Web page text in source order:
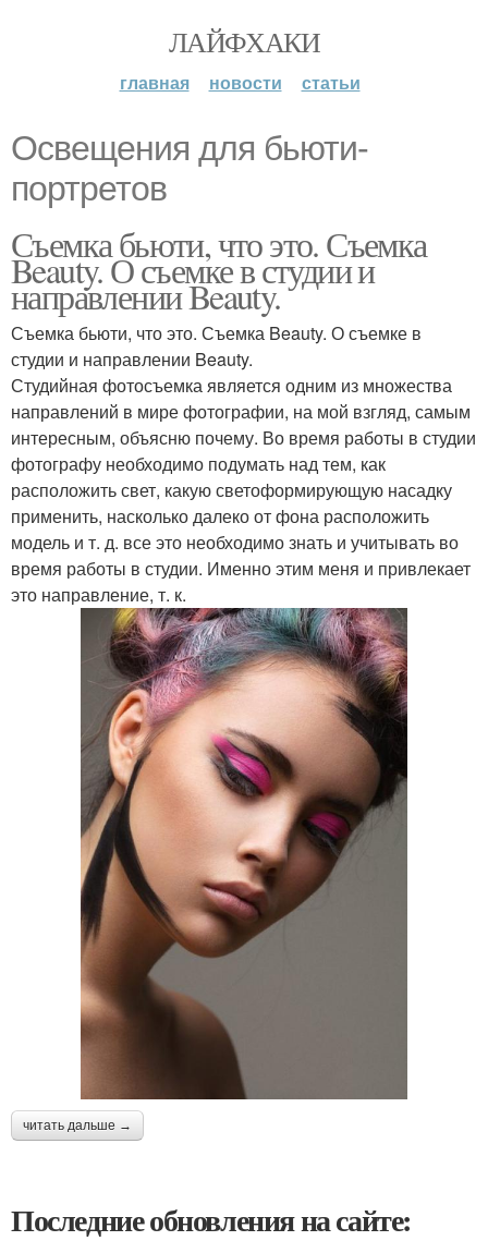
ЛАЙФХАКИ
главная новости статьи
Освещения для бьюти-
портретов
Съемка бьюти, что это. Съемка
Beauty. О съемке в студии и
направлении Beauty.
Съемка бьюти, что это. Съемка Beauty. О съемке в
студии и направлении Beauty.
Студийная фотосъемка является одним из множества
направлений в мире фотографии, на мой взгляд, самым
интересным, объясню почему. Во время работы в студии
фотографу необходимо подумать над тем, как
расположить свет, какую светоформирующую насадку
применить, насколько далеко от фона расположить
модель и т. д. все это необходимо знать и учитывать во
время работы в студии. Именно этим меня и привлекает
это направление, т. к.
читать дальше →
Последние обновления на сайте: